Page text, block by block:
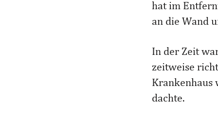
hat im
an die Wand
In der Zeit
zeitweise
Krankenhaus
dachte.